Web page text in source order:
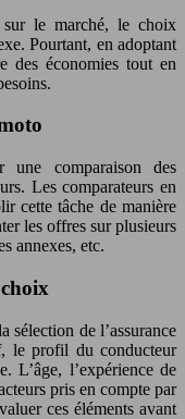
sur le marché, le choix
Pourtant, en adoptant
des économies tout en
une comparaison des
Les comparateurs en
cette tâche de manière
les offres sur plusieurs
annexes, etc.
sélection de l’assurance
le profil du conducteur
L’âge, l’expérience de
pris en compte par
ces éléments avant